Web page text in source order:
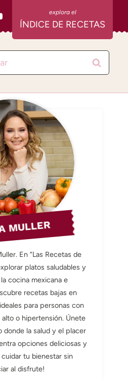
ÍNDICE DE RECETAS
MULLER
En “Las Recetas de
platos saludables y
cocina mexicana e
recetas bajas en
para personas con
o hipertensión. Únete
donde la salud y el placer
opciones deliciosas y
tu bienestar sin
al disfrute!